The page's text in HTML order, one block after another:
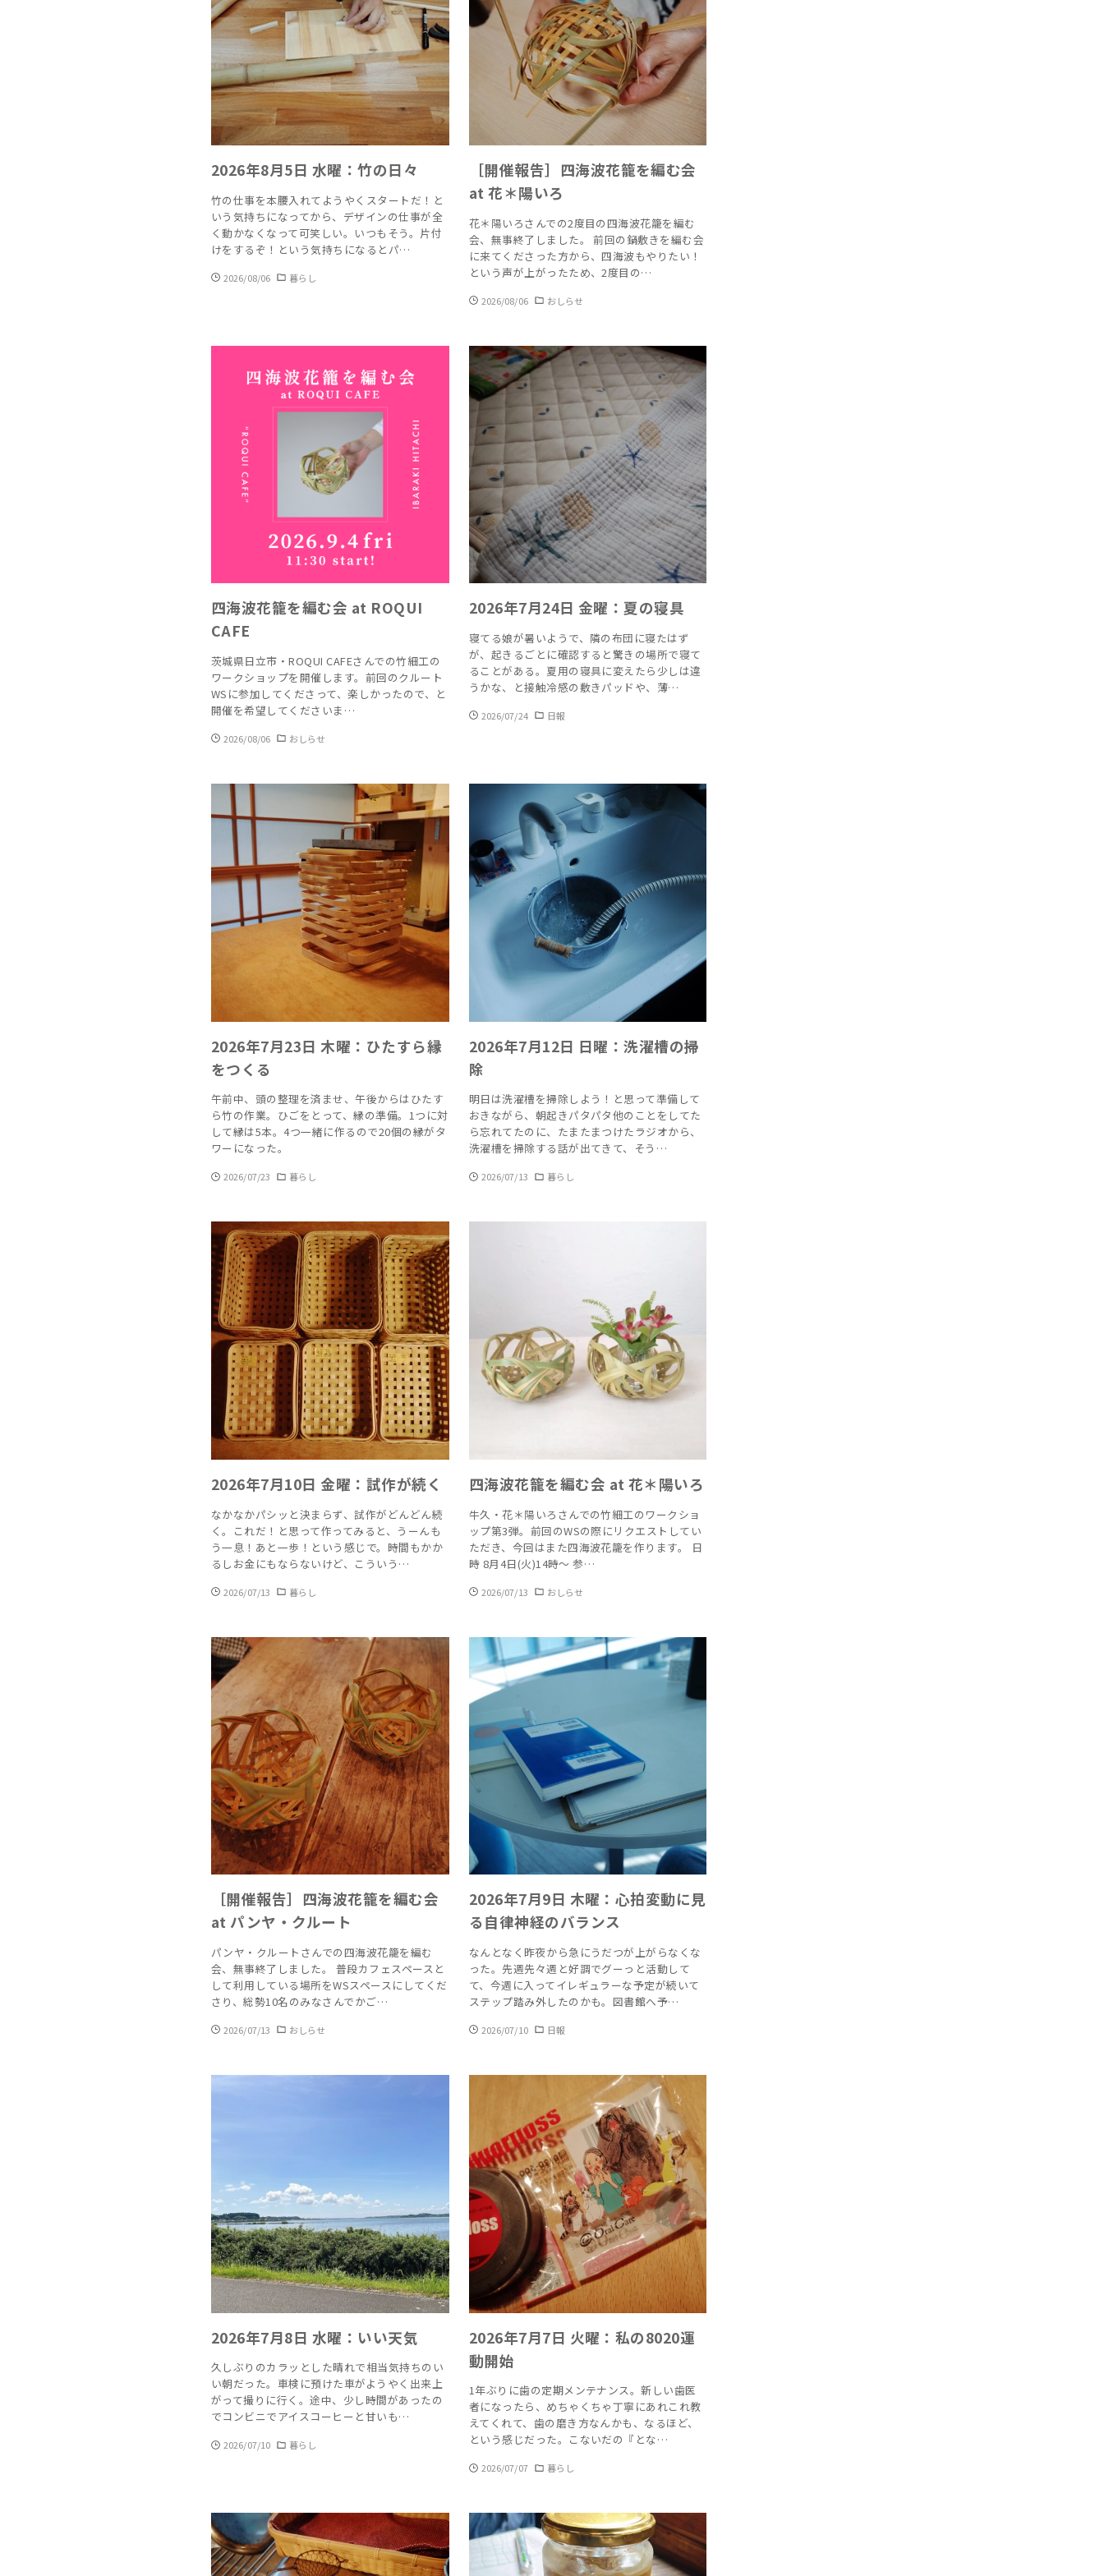
2026年8月5日 水曜：竹の日々
竹の仕事を本腰入れてようやくスタートだ！と
いう気持ちになってから、デザインの仕事が全
く動かなくなって可笑しい。いつもそう。片付
けをするぞ！という気持ちになるとパ…
2026/08/06 暮らし
［開催報告］四海波花籠を編む会
at 花＊陽いろ
花＊陽いろさんでの2度目の四海波花籠を編む
会、無事終了しました。 前回の鍋敷きを編む会
に来てくださった方から、四海波もやりたい！
という声が上がったため、2度目の…
2026/08/06 おしらせ
四海波花籠を編む会 at ROQUI
CAFE
茨城県日立市・ROQUI CAFEさんでの竹細工の
ワークショップを開催します。前回のクルート
WSに参加してくださって、楽しかったので、と
開催を希望してくださいま…
2026/08/06 おしらせ
2026年7月24日 金曜：夏の寝具
寝てる娘が暑いようで、隣の布団に寝たはず
が、起きるごとに確認すると驚きの場所で寝て
ることがある。夏用の寝具に変えたら少しは違
うかな、と接触冷感の敷きパッドや、薄…
2026/07/24 日報
2026年7月23日 木曜：ひたすら縁
をつくる
午前中、頭の整理を済ませ、午後からはひたす
ら竹の作業。ひごをとって、縁の準備。1つに対
して縁は5本。4つ一緒に作るので20個の縁がタ
ワーになった。
2026/07/23 暮らし
2026年7月12日 日曜：洗濯槽の掃
除
明日は洗濯槽を掃除しよう！と思って準備して
おきながら、朝起きパタパタ他のことをしてた
ら忘れてたのに、たまたまつけたラジオから、
洗濯槽を掃除する話が出てきて、そう…
2026/07/13 暮らし
2026年7月10日 金曜：試作が続く
なかなかパシッと決まらず、試作がどんどん続
く。これだ！と思って作ってみると、うーんも
う一息！あと一歩！という感じで。時間もかか
るしお金にもならないけど、こういう…
2026/07/13 暮らし
四海波花籠を編む会 at 花＊陽いろ
牛久・花＊陽いろさんでの竹細工のワークショ
ップ第3弾。前回のWSの際にリクエストしてい
ただき、今回はまた四海波花籠を作ります。 日
時 8月4日(火)14時～ 参…
2026/07/13 おしらせ
［開催報告］四海波花籠を編む会
at パンヤ・クルート
パンヤ・クルートさんでの四海波花籠を編む
会、無事終了しました。 普段カフェスペースと
して利用している場所をWSスペースにしてくだ
さり、総勢10名のみなさんでかご…
2026/07/13 おしらせ
2026年7月9日 木曜：心拍変動に見
る自律神経のバランス
なんとなく昨夜から急にうだつが上がらなくな
った。先週先々週と好調でグーっと活動して
て、今週に入ってイレギュラーな予定が続いて
ステップ踏み外したのかも。図書館へ予…
2026/07/10 日報
2026年7月8日 水曜：いい天気
久しぶりのカラッとした晴れで相当気持ちのい
い朝だった。車検に預けた車がようやく出来上
がって撮りに行く。途中、少し時間があったの
でコンビニでアイスコーヒーと甘いも…
2026/07/10 暮らし
2026年7月7日 火曜：私の8020運
動開始
1年ぶりに歯の定期メンテナンス。新しい歯医
者になったら、めちゃくちゃ丁寧にあれこれ教
えてくれて、歯の磨き方なんかも、なるほど、
という感じだった。こないだの『とな…
2026/07/07 暮らし